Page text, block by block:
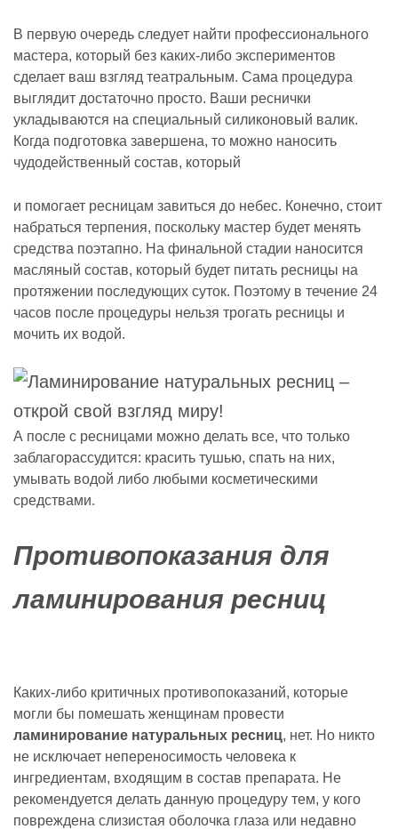
В первую очередь следует найти профессионального
мастера, который без каких-либо экспериментов
сделает ваш взгляд театральным. Сама процедура
выглядит достаточно просто. Ваши реснички
укладываются на специальный силиконовый валик.
Когда подготовка завершена, то можно наносить
чудодейственный состав, который
и помогает ресницам завиться до небес. Конечно, стоит
набраться терпения, поскольку мастер будет менять
средства поэтапно. На финальной стадии наносится
масляный состав, который будет питать ресницы на
протяжении последующих суток. Поэтому в течение 24
часов после процедуры нельзя трогать ресницы и
мочить их водой.
А после с ресницами можно делать все, что только
заблагорассудится: красить тушью, спать на них,
умывать водой либо любыми косметическими
средствами.
Противопоказания для
ламинирования ресниц
Каких-либо критичных противопоказаний, которые
могли бы помешать женщинам провести
ламинирование натуральных ресниц, нет. Но никто
не исключает непереносимость человека к
ингредиентам, входящим в состав препарата. Не
рекомендуется делать данную процедуру тем, у кого
повреждена слизистая оболочка глаза или недавно